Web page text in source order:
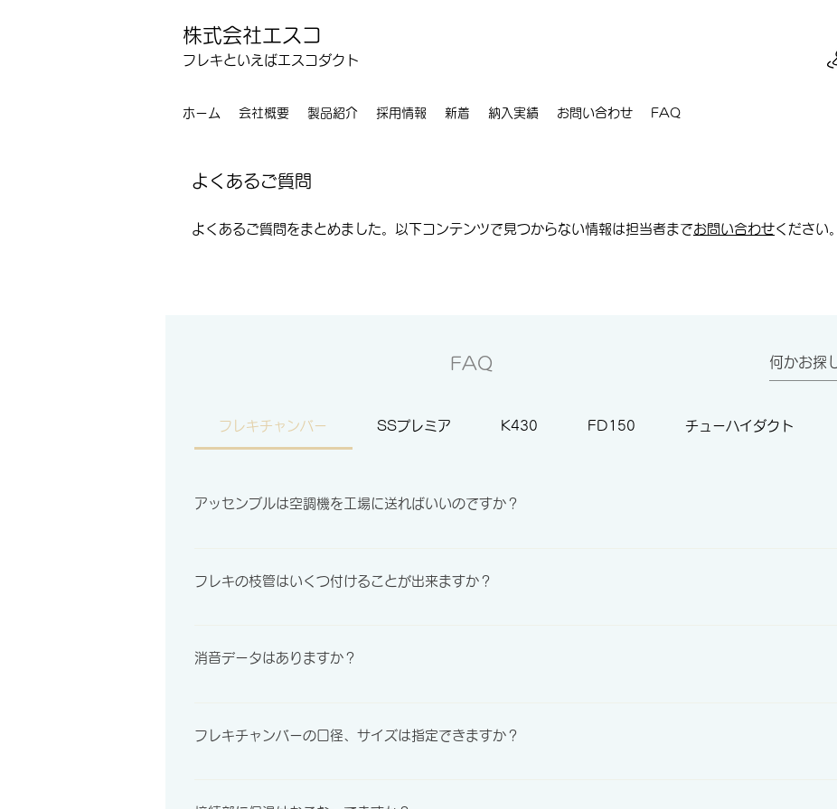
株式会社エスコ
フレキといえばエスコダクト
ホーム 会社概要 製品紹介 採用情報 新着 納入実績 お問い合わせ FAQ
​よくあるご質問
​よくあるご質問をまとめました。以下コンテンツで見つからない情報は担当者までお問い合わせください。
FAQ
フレキチャンバー SSプレミア K430 FD150 チューハイダクト
アッセンブルは空調機を工場に送ればいいのですか？
フレキの枝管はいくつ付けることが出来ますか？
消音データはありますか？
フレキチャンバーの口径、サイズは指定できますか？